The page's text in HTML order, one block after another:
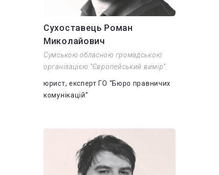
Сухоставець Роман
Миколайович
Сумською обласною громадською
організацією “Європейський вимір”.
юрист, експерт ГО “Бюро правничих
комунікацій”